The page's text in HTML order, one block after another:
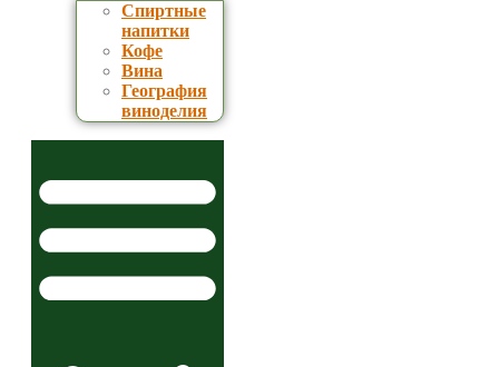
Спиртные
напитки
Кофе
Вина
География
виноделия